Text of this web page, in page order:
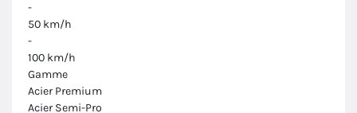
-
50 km/h
-
100 km/h
Gamme
Acier Premium
Acier Semi-Pro